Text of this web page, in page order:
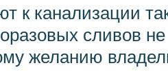
канализации
сливов не
желанию